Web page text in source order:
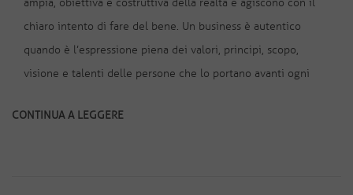
chiaro intento di fare del bene. Un business è autentico
quando è l’espressione piena dei valori, principi, scopo,
visione e talenti delle persone che lo portano avanti ogni
CONTINUA A LEGGERE